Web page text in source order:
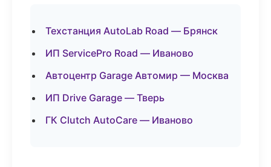
Техстанция AutoLab Road — Брянск
ИП ServicePro Road — Иваново
Автоцентр Garage Автомир — Москва
ИП Drive Garage — Тверь
ГК Clutch AutoCare — Иваново